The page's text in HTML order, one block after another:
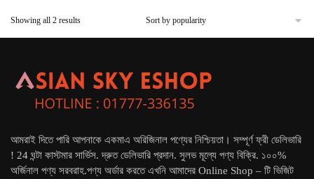
Showing all 2 results
আমরাই দিতে পারি আপনাকে একমাএ অরিজিনাল পণ্যের নিশ্চিয়তা। সম্পূর্ণ ফ্রী ডেলিভারি
! 24 ঘন্টা কাস্টমার সার্ভিস. দ্রুত ডেলিভারি প্রদান. সুলভ মূল্যে পণ্য বিক্রি. ১০০%
অর্জিনাল পণ্য সরবরাহ.পণ্য অর্ডার করতে এখনি আমাদের Online Shop – টি ভিজিট